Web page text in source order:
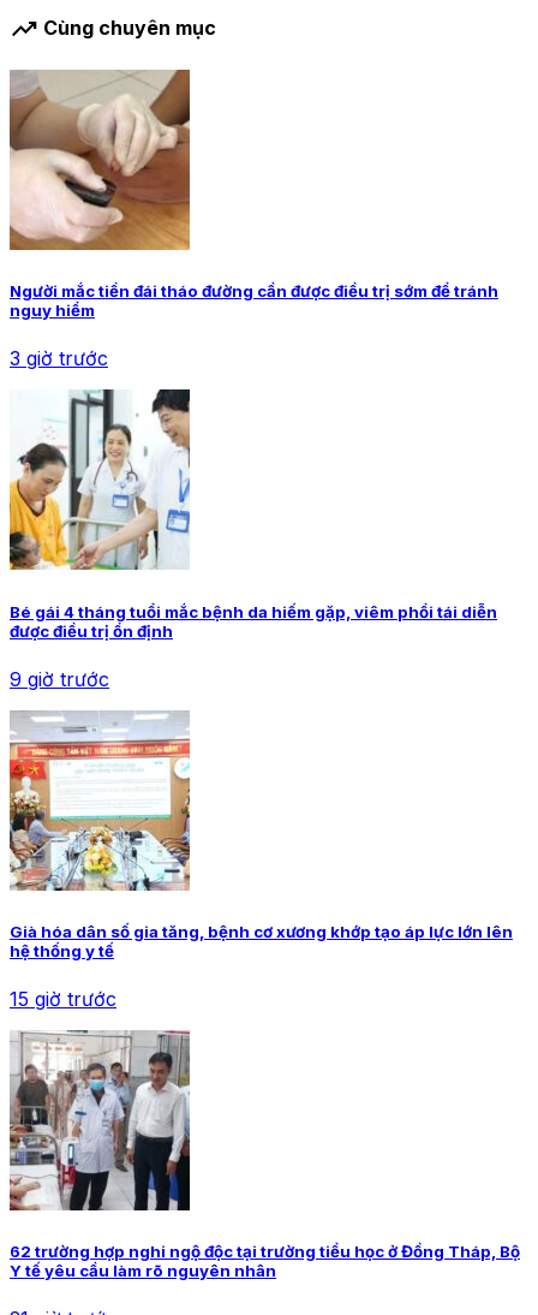
trending_up Cùng chuyên mục
Người mắc tiền đái tháo đường cần được điều trị sớm để tránh
nguy hiểm
3 giờ trước
Bé gái 4 tháng tuổi mắc bệnh da hiếm gặp, viêm phổi tái diễn
được điều trị ổn định
9 giờ trước
Già hóa dân số gia tăng, bệnh cơ xương khớp tạo áp lực lớn lên
hệ thống y tế
15 giờ trước
62 trường hợp nghi ngộ độc tại trường tiểu học ở Đồng Tháp, Bộ
Y tế yêu cầu làm rõ nguyên nhân